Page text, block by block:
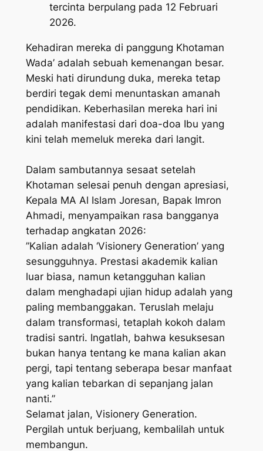
tercinta berpulang pada 12 Februari
2026.
Kehadiran mereka di panggung Khotaman
Wada’ adalah sebuah kemenangan besar.
Meski hati dirundung duka, mereka tetap
berdiri tegak demi menuntaskan amanah
pendidikan. Keberhasilan mereka hari ini
adalah manifestasi dari doa-doa Ibu yang
kini telah memeluk mereka dari langit.
Dalam sambutannya sesaat setelah
Khotaman selesai penuh dengan apresiasi,
Kepala MA Al Islam Joresan, Bapak Imron
Ahmadi, menyampaikan rasa bangganya
terhadap angkatan 2026:
​”Kalian adalah ‘Visionery Generation’ yang
sesungguhnya. Prestasi akademik kalian
luar biasa, namun ketangguhan kalian
dalam menghadapi ujian hidup adalah yang
paling membanggakan. Teruslah melaju
dalam transformasi, tetaplah kokoh dalam
tradisi santri. Ingatlah, bahwa kesuksesan
bukan hanya tentang ke mana kalian akan
pergi, tapi tentang seberapa besar manfaat
yang kalian tebarkan di sepanjang jalan
nanti.”
​Selamat jalan, Visionery Generation.
Pergilah untuk berjuang, kembalilah untuk
membangun.